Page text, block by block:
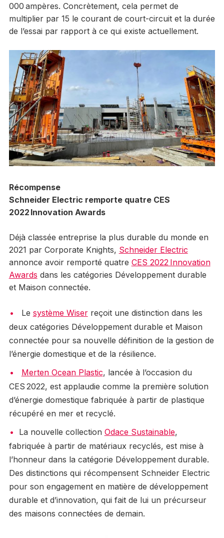
000 ampères. Concrètement, cela permet de
multiplier par 15 le courant de court-circuit et la durée
de l’essai par rapport à ce qui existe actuellement.
Récompense
Schneider Electric remporte quatre CES
2022 Innovation Awards
Déjà classée entreprise la plus durable du monde en
2021 par Corporate Knights, Schneider Electric
annonce avoir remporté quatre CES 2022 Innovation
Awards dans les catégories Développement durable
et Maison connectée.
Le système Wiserreçoit une distinction dans les
deux catégories Développement durable et Maison
connectée pour sa nouvelle définition de la gestion de
l’énergie domestique et de la résilience.
Merten Ocean Plastic, lancée à l’occasion du
CES 2022, est applaudie comme la première solution
d’énergie domestique fabriquée à partir de plastique
récupéré en mer et recyclé.
La nouvelle collection Odace Sustainable,
fabriquée à partir de matériaux recyclés, est mise à
l’honneur dans la catégorie Développement durable.
Des distinctions qui récompensent Schneider Electric
pour son engagement en matière de développement
durable et d’innovation, qui fait de lui un précurseur
des maisons connectées de demain.